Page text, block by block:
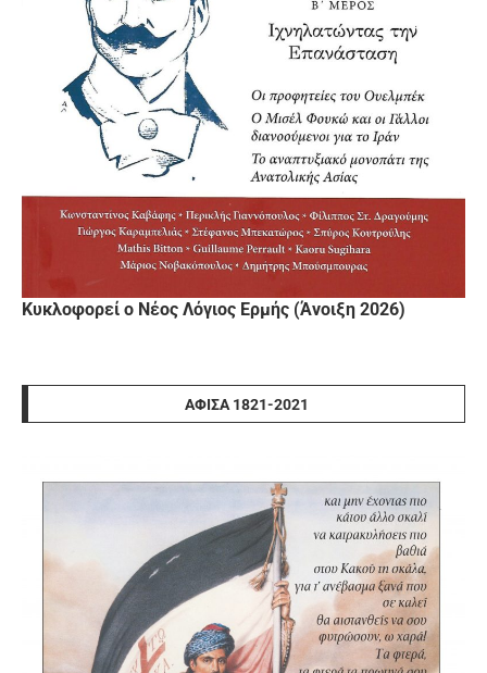
Κυκλοφορεί ο Νέος Λόγιος Ερμής (Άνοιξη 2026)
ΑΦΊΣΑ 1821-2021